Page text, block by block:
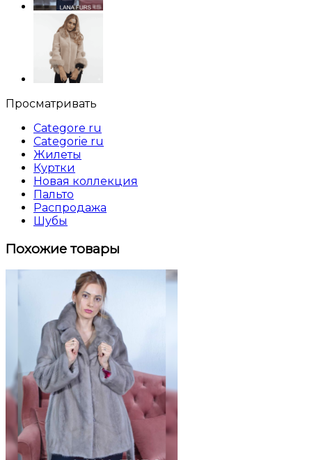
Просматривать
Categore ru
Categorie ru
Жилеты
Куртки
Новая коллекция
Пальто
Распродажа
Шубы
Похожие товары